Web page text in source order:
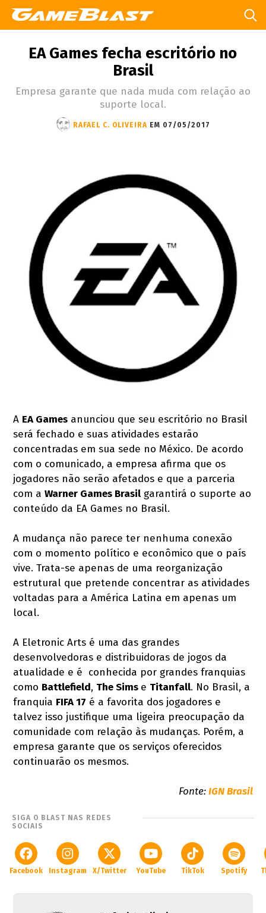
EA Games fecha escritório no
Brasil
Empresa garante que nada muda com relação ao
suporte local.
RAFAEL C. OLIVEIRA EM 07/05/2017
A EA Games anunciou que seu escritório no Brasil
será fechado e suas atividades estarão
concentradas em sua sede no México. De acordo
com o comunicado, a empresa afirma que os
jogadores não serão afetados e que a parceria
com aWarner Games Brasil garantirá o suporte ao
conteúdo da EA Games no Brasil.
A mudança não parece ter nenhuma conexão
com o momento político e econômico que o país
vive. Trata-se apenas de uma reorganização
estrutural que pretende concentrar as atividades
voltadas para a América Latina em apenas um
local.
A Eletronic Arts é uma das grandes
desenvolvedoras e distribuidoras de jogos da
atualidade e é conhecida por grandes franquias
como Battlefield, The Sims e Titanfall. No Brasil, a
franquia FIFA 17 é a favorita dos jogadores e
talvez isso justifique uma ligeira preocupação da
comunidade com relação às mudanças. Porém, a
empresa garante que os serviços oferecidos
continuarão os mesmos.
Fonte:IGN Brasil
SIGA O BLAST NAS REDES
SOCIAIS
Facebook Instagram X/Twitter YouTube TikTok Spotify